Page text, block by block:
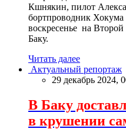
Кшнякин, пилот
бортпроводник
воскресенье на Второй
Баку.
Читать далее
Актуальный репортаж
29 декабрь 2024,
В Баку
в крушении